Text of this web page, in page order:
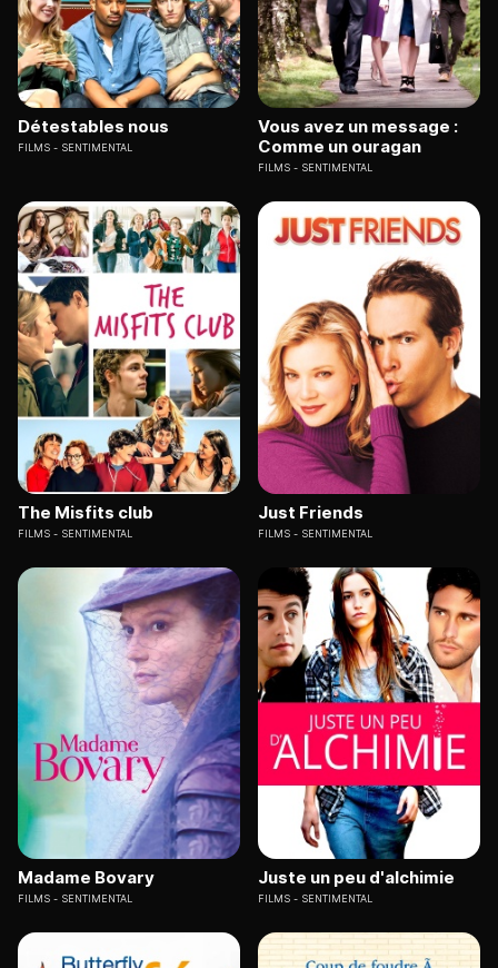
Détestables nous
FILMS SENTIMENTAL
Vous avez un message :
Comme un ouragan
FILMS SENTIMENTAL
The Misfits club
FILMS SENTIMENTAL
Just Friends
FILMS SENTIMENTAL
Madame Bovary
FILMS SENTIMENTAL
Juste un peu d'alchimie
FILMS SENTIMENTAL